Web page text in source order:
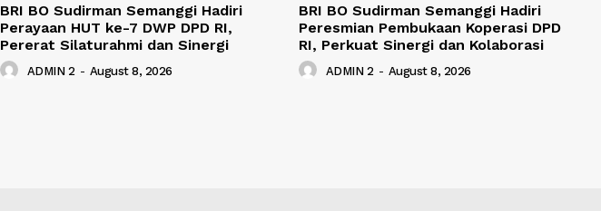
BRI BO Sudirman Semanggi Hadiri
Perayaan HUT ke-7 DWP DPD RI,
Pererat Silaturahmi dan Sinergi
ADMIN 2 - August 8, 2026
BRI BO Sudirman Semanggi Hadiri
Peresmian Pembukaan Koperasi DPD
RI, Perkuat Sinergi dan Kolaborasi
ADMIN 2 - August 8, 2026